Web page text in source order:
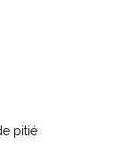
pitié